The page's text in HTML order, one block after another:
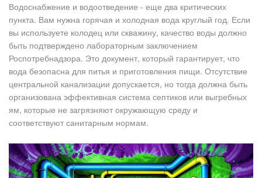
Водоснабжение и водоотведение - еще два критических
пункта. Вам нужна горячая и холодная вода круглый год. Если
вы используете колодец или скважину, качество воды должно
быть подтверждено лабораторным заключением
Роспотребнадзора. Это документ, который гарантирует, что
вода безопасна для питья и приготовления пищи. Отсутствие
центральной канализации допускается, но тогда должна быть
организована эффективная система септиков или выгребных
ям, которые не загрязняют окружающую среду и
соответствуют санитарным нормам.